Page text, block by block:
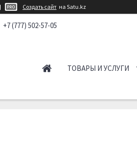
Создать сайт на Satu.kz
+7 (777) 502-57-05
ТОВАРЫ И УСЛУГИ